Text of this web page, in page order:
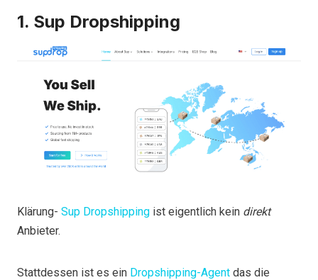
1. Sup Dropshipping
Klärung- Sup Dropshipping ist eigentlich kein direkt
Anbieter.
Stattdessen ist es ein Dropshipping-Agent das die